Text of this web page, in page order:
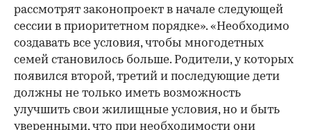
рассмотрят законопроект в начале следующей
сессии в приоритетном порядке». «Необходимо
создавать все условия, чтобы многодетных
семей становилось больше. Родители, у которых
появился второй, третий и последующие дети
должны не только иметь возможность
улучшить свои жилищные условия, но и быть
уверенными, что при необходимости они